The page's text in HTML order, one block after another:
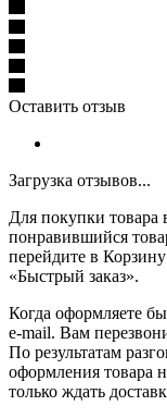
Оставить отзыв
Загрузка отзывов...
Для покупки товара
понравившийся
перейдите в
«Быстрый заказ».
Когда оформляете
e-mail. Вам
По результатам
оформления товара
только ждать